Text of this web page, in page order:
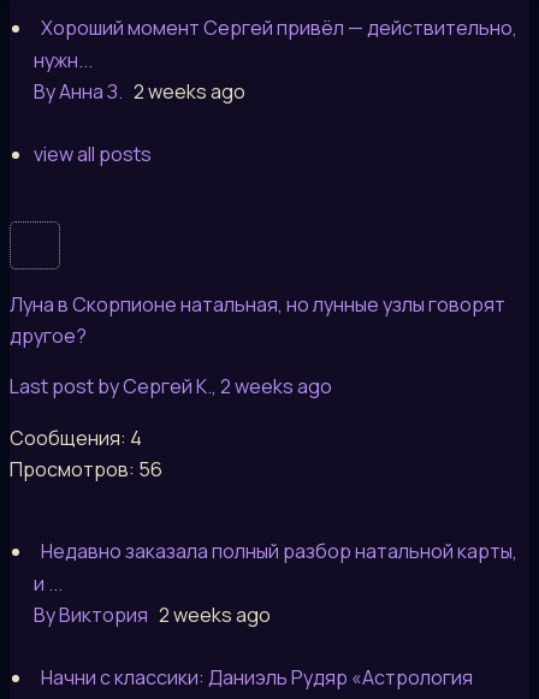
Хороший момент Сергей привёл — действительно,
нужн...
By Анна З. 2 weeks ago
view all posts
Луна в Скорпионе натальная, но лунные узлы говорят
другое?
Last post by Сергей К., 2 weeks ago
Сообщения: 4
Просмотров: 56
Недавно заказала полный разбор натальной карты,
и ...
By Виктория 2 weeks ago
Начни с классики: Даниэль Рудяр «Астрология